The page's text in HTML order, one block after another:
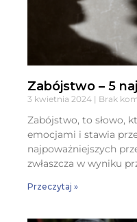
Zabójstwo – 5
3 kwietnia 2024 Brak
Zabójstwo, to słowo,
emocjami i stawia
najpoważniejszych
zwłaszcza w wyniku
Przeczytaj »